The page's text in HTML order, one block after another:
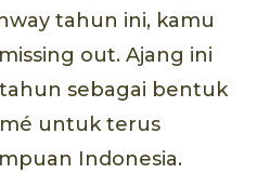
tahun ini, kamu
out. Ajang ini
sebagai bentuk
untuk terus
Indonesia.